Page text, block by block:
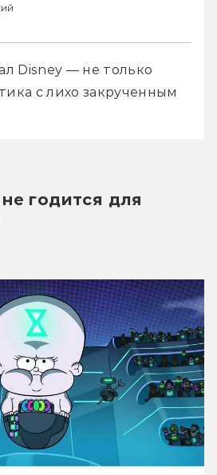
Disney — не только
с лихо закрученным
годится для